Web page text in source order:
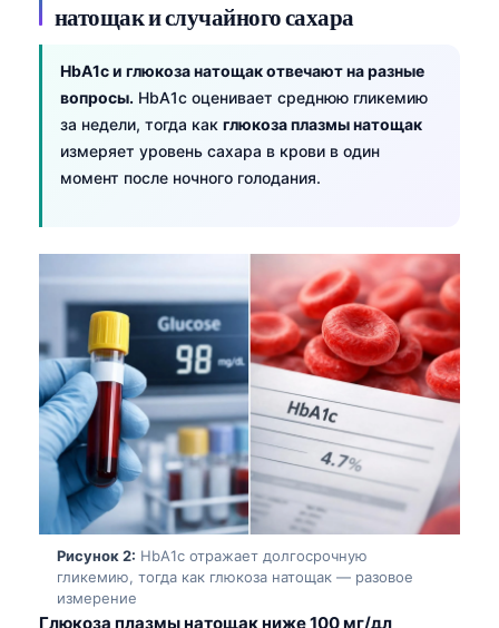
натощак и случайного сахара
HbA1c и глюкоза натощак отвечают на разные
вопросы. HbA1c оценивает среднюю гликемию
за недели, тогда как глюкоза плазмы натощак
измеряет уровень сахара в крови в один
момент после ночного голодания.
Рисунок 2: HbA1c отражает долгосрочную
гликемию, тогда как глюкоза натощак — разовое
измерение
Глюкоза плазмы натощак ниже 100 мг/дл